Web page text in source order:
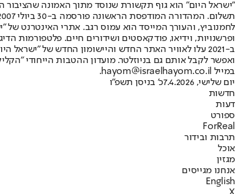
"ישראל היום" הוא גוף תקשורת שנוסד מתוך האמונה שהציבור
ופרשנויות, וידיאו, פודקאסטים ושידורים חיים. פלטפורמות
ב-2021 עלו לאוויר האתר החדש והיישומון החדש של
ואפשר לקבל אותם גם בניוזלטר. מועדון ההטבות הייחודי
במייל hayom@israelhayom.co.il.
יום שלישי, 7.4.2026
כ' בניסן תשפ"ו
חדשות
דעות
ספורט
ForReal
תרבות ובידור
אוכל
מגזין
אנחנו מגייסים
English